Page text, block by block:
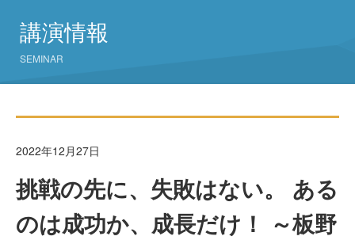
講演情報
SEMINAR
2022年12月27日
挑戦の先に、失敗はない。 ある
のは成功か、成長だけ！ ～板野